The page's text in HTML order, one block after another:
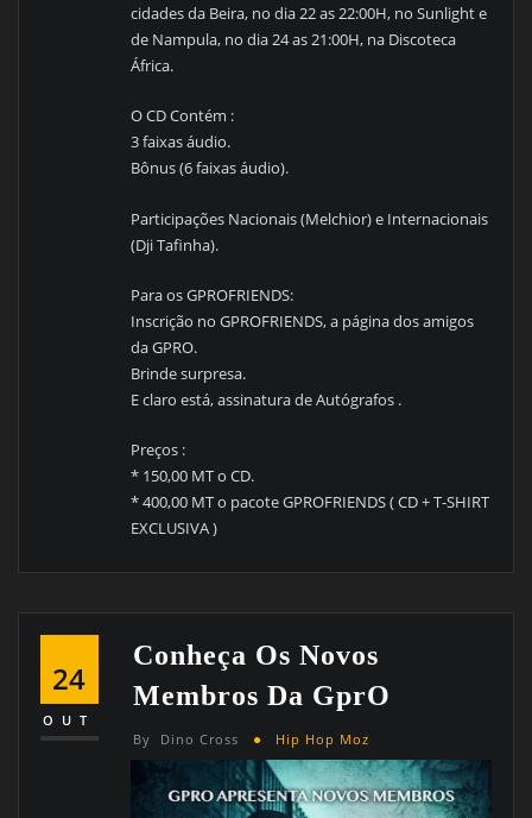
cidades da Beira, no dia 22 as 22:00H, no Sunlight e
de Nampula, no dia 24 as 21:00H, na Discoteca
África.
O CD Contém :
3 faixas áudio.
Bônus (6 faixas áudio).
Participações Nacionais (Melchior) e Internacionais
(Dji Tafinha).
Para os GPROFRIENDS:
Inscrição no GPROFRIENDS, a página dos amigos
da GPRO.
Brinde surpresa.
E claro está, assinatura de Autógrafos .
Preços :
* 150,00 MT o CD.
* 400,00 MT o pacote GPROFRIENDS ( CD + T-SHIRT
EXCLUSIVA )
24
OUT
Conheça Os Novos
Membros Da GprO
By Dino Cross Hip Hop Moz